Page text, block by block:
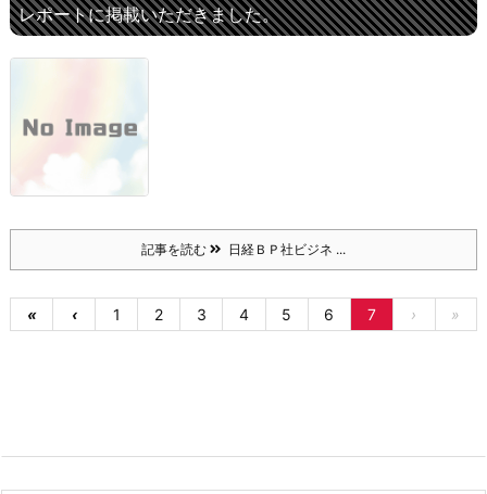
レポートに掲載いただきました。
記事を読む 日経ＢＰ社ビジネ ...
« ‹ 1 2 3 4 5 6 7 › »